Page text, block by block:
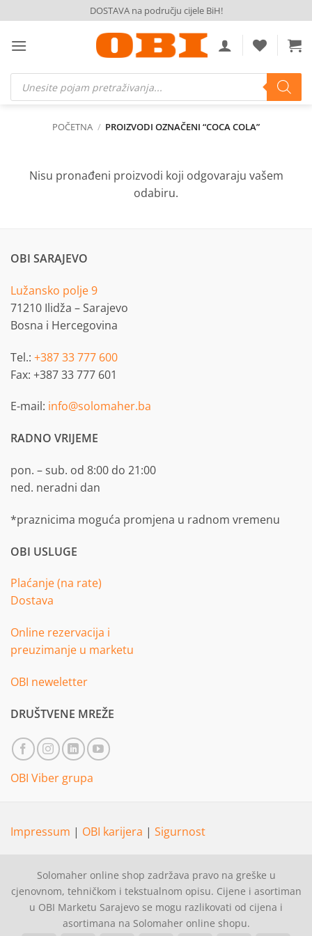
to
content
DOSTAVA na području cijele BiH!
Products
search
POČETNA / PROIZVODI OZNAČENI “COCA COLA”
Nisu pronađeni proizvodi koji odgovaraju vašem
odabiru.
OBI SARAJEVO
Lužansko polje 9
71210 Ilidža – Sarajevo
Bosna i Hercegovina
Tel.: +387 33 777 600
Fax: +387 33 777 601
E-mail: info@solomaher.ba
RADNO VRIJEME
pon. – sub. od 8:00 do 21:00
ned. neradni dan
*praznicima moguća promjena u radnom vremenu
OBI USLUGE
Plaćanje (na rate)
Dostava
Online rezervacija i
preuzimanje u marketu
OBI neweletter
DRUŠTVENE MREŽE
OBI Viber grupa
Impressum | OBI karijera | Sigurnost
Solomaher online shop zadržava pravo na greške u
cjenovnom, tehničkom i tekstualnom opisu. Cijene i asortiman
u OBI Marketu Sarajevo se mogu razlikovati od cijena i
asortimana na Solomaher online shopu.